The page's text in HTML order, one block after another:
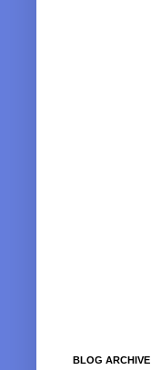
BLOG ARCHIVE